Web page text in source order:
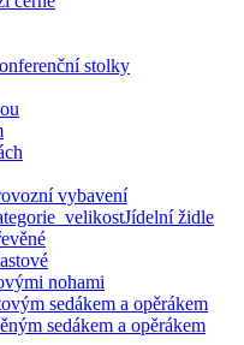
stolky
vybavení
Jídelní židle
nohami
sedákem a opěrákem
sedákem a opěrákem